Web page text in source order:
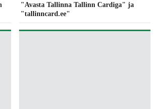
"Avasta Tallinna Tallinn Cardiga" ja
"tallinncard.ee"